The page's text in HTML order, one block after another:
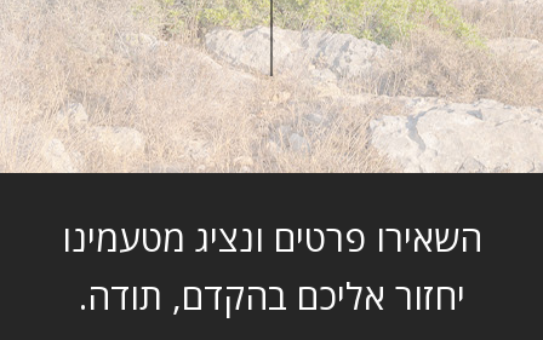
השאירו פרטים ונציג מטעמינו
יחזור אליכם בהקדם, תודה.